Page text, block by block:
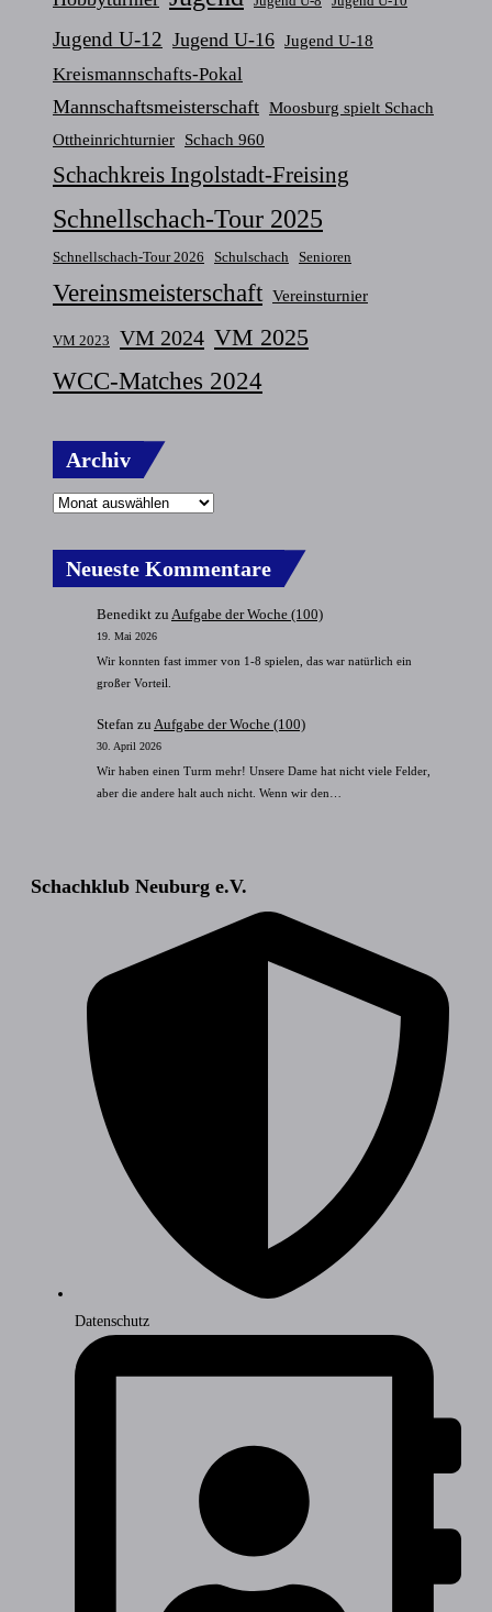
Jugend U-12 Jugend U-16 Jugend U-18
Kreismannschafts-Pokal
Mannschaftsmeisterschaft Moosburg spielt Schach
Ottheinrichturnier Schach 960
Schachkreis Ingolstadt-Freising
Schnellschach-Tour 2025
Schnellschach-Tour 2026 Schulschach Senioren
Vereinsmeisterschaft Vereinsturnier
VM 2023 VM 2024 VM 2025
WCC-Matches 2024
Archiv
Neueste Kommentare
Benedikt zu Aufgabe der Woche (100)
19. Mai 2026
Wir konnten fast immer von 1-8 spielen, das war natürlich ein
großer Vorteil.
Stefan zu Aufgabe der Woche (100)
30. April 2026
Wir haben einen Turm mehr! Unsere Dame hat nicht viele Felder,
aber die andere halt auch nicht. Wenn wir den…
Schachklub Neuburg e.V.
Datenschutz